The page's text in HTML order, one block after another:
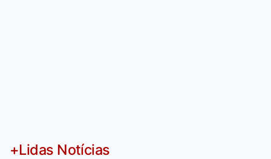
+Lidas Notícias